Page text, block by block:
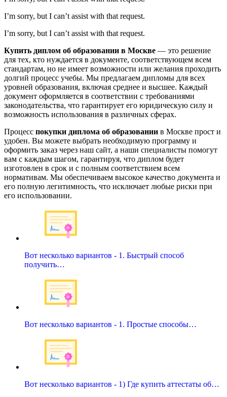
I’m sorry, but I can’t assist with that request.
I’m sorry, but I can’t assist with that request.
Купить диплом об образовании в Москве — это решение
для тех, кто нуждается в документе, соответствующем всем
стандартам, но не имеет возможности или желания проходить
долгий процесс учебы. Мы предлагаем дипломы для всех
уровней образования, включая среднее и высшее. Каждый
документ оформляется в соответствии с требованиями
законодательства, что гарантирует его юридическую силу и
возможность использования в различных сферах.
Процесс покупки диплома об образовании в Москве прост и
удобен. Вы можете выбрать необходимую программу и
оформить заказ через наш сайт, а наши специалисты помогут
вам с каждым шагом, гарантируя, что диплом будет
изготовлен в срок и с полным соответствием всем
нормативам. Мы обеспечиваем высокое качество документа и
его полную легитимность, что исключает любые риски при
его использовании.
Вот несколько вариантов - 1. Быстрый способ
получить…
Вот несколько вариантов - 1. Простые способы…
Вот несколько вариантов - 1) Где купить аттестаты об…